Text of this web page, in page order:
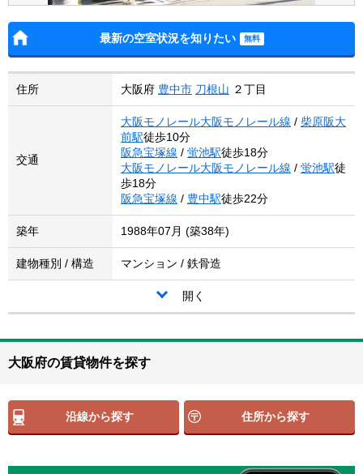
最新の空室状況を知りたい
住所 大阪府 豊中市 刀根山 ２丁目
交通
大阪モノレール大阪モノレール線 / 柴原阪大
前駅徒歩10分
阪急宝塚線 / 蛍池駅徒歩18分
大阪モノレール大阪モノレール線 / 蛍池駅徒
歩18分
阪急宝塚線 / 豊中駅徒歩22分
築年 1988年07月 (築38年)
建物種別 / 構造 マンション / 鉄骨造
開く
大阪府の賃貸物件を探す
沿線から探す 住所から探す